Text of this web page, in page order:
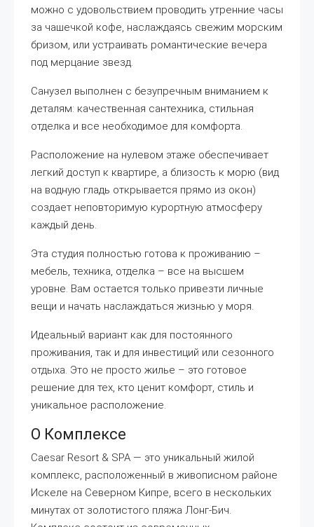
можно с удовольствием проводить утренние часы
за чашечкой кофе, наслаждаясь свежим морским
бризом, или устраивать романтические вечера
под мерцание звезд.
Санузел выполнен с безупречным вниманием к
деталям: качественная сантехника, стильная
отделка и все необходимое для комфорта.
Расположение на нулевом этаже обеспечивает
легкий доступ к квартире, а близость к морю (вид
на водную гладь открывается прямо из окон)
создает неповторимую курортную атмосферу
каждый день.
Эта студия полностью готова к проживанию –
мебель, техника, отделка – все на высшем
уровне. Вам остается только привезти личные
вещи и начать наслаждаться жизнью у моря.
Идеальный вариант как для постоянного
проживания, так и для инвестиций или сезонного
отдыха. Это не просто жилье – это готовое
решение для тех, кто ценит комфорт, стиль и
уникальное расположение.
О Комплексе
Caesar Resort & SPA — это уникальный жилой
комплекс, расположенный в живописном районе
Искеле на Северном Кипре, всего в нескольких
минутах от золотистого пляжа Лонг-Бич.